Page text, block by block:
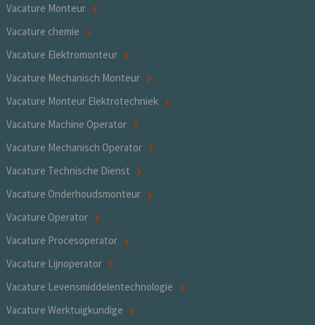
Vacature Monteur
Vacature chemie
Vacature Elektromonteur
Vacature Mechanisch Monteur
Vacature Monteur Elektrotechniek
Vacature Machine Operator
Vacature Mechanisch Operator
Vacature Technische Dienst
Vacature Onderhoudsmonteur
Vacature Operator
Vacature Procesoperator
Vacature Lijnoperator
Vacature Levensmiddelentechnologie
Vacature Werktuigkundige